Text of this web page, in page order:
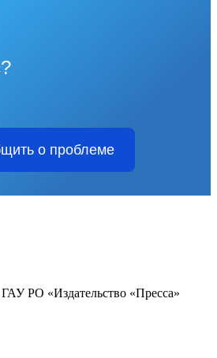
о проблеме
РО «Издательство «Пресса»